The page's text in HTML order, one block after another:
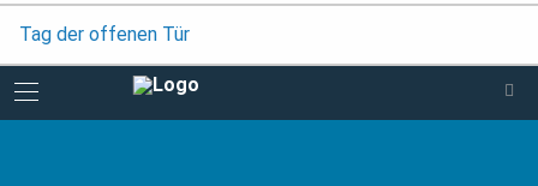
Tag der offenen Tür